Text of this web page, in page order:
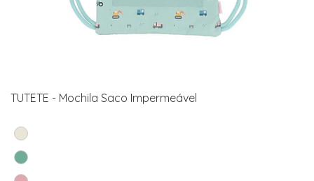
TUTETE - Mochila Saco Impermeável